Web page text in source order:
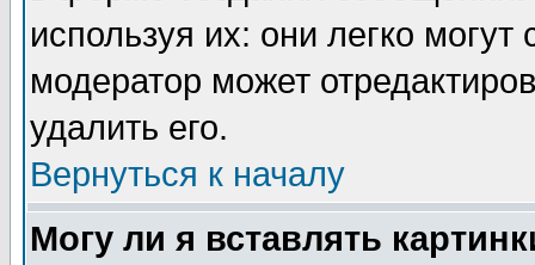
используя их: они легко
модератор может
удалить его.
Вернуться к началу
Могу ли я вставлять